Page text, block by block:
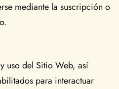
mediante la suscripción o
uso del Sitio Web, así
para interactuar